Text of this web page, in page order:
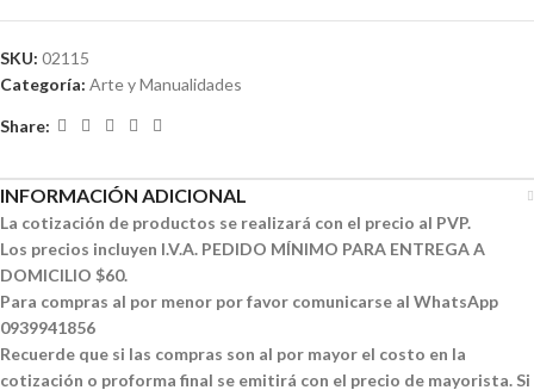
SKU: 02115
Categoría: Arte y Manualidades
Share:
INFORMACIÓN ADICIONAL
La cotización de productos se realizará con el precio al PVP.
Los precios incluyen I.V.A. PEDIDO MÍNIMO PARA ENTREGA A
DOMICILIO $60.
Para compras al por menor por favor comunicarse al WhatsApp
0939941856
Recuerde que si las compras son al por mayor el costo en la
cotización o proforma final se emitirá con el precio de mayorista. Si